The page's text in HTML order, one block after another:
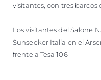
visitantes, con tres barcos
Los visitantes del Salone
Sunseeker Italia en el
frente a Tesa 106